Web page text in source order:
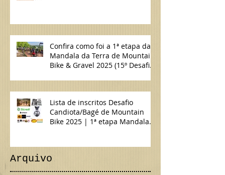
Confira como foi a 1ª etapa da
Mandala da Terra de Mountain
Bike & Gravel 2025 (15º Desafio
Lista de inscritos Desafio
Candiota/Bagé de Mountain
Bike 2025 | 1ª etapa Mandala
Arquivo